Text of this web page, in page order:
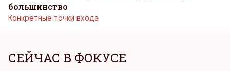
большинство
Конкретные точки входа
СЕЙЧАС В ФОКУСЕ